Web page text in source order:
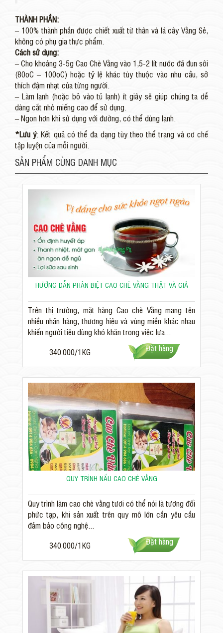
THÀNH PHẦN:
– 100% thành phần được chiết xuất từ thân và lá cây Vằng Sẻ,
không có phụ gia thực phẩm.
Cách sử dụng:
– Cho khoảng 3-5g Cao Chè Vằng vào 1,5-2 lít nước đã đun sôi
(80oC – 100oC) hoặc tỷ lệ khác tùy thuộc vào nhu cầu, sở
thích đậm nhạt của từng người.
– Làm lạnh (hoặc bỏ vào tủ lạnh) ít giây sẽ giúp chúng ta dễ
dàng cắt nhỏ miếng cao để sử dụng.
– Ngon hơn khi sử dụng với đường, có thể dùng lạnh.
*Lưu ý: Kết quả có thể đa dạng tùy theo thể trạng và cơ chế
tập luyện của mỗi người.
SẢN PHẨM CÙNG DANH MỤC
HƯỚNG DẪN PHÂN BIỆT CAO CHÈ VẰNG THẬT VÀ GIẢ
Trên thị trường, mặt hàng Cao chè Vằng mang tên
nhiều nhãn hàng, thương hiệu và vùng miền khác nhau
khiến người tiêu dùng khó khăn trong việc lựa...
340.000/1KG Đặt hàng
QUY TRÌNH NẤU CAO CHÈ VẰNG
Quy trình làm cao chè vằng tươi có thể nói là tương đối
phức tạp, khi sản xuất trên quy mô lớn cần yêu cầu
đảm bảo công nghệ...
340.000/1KG Đặt hàng